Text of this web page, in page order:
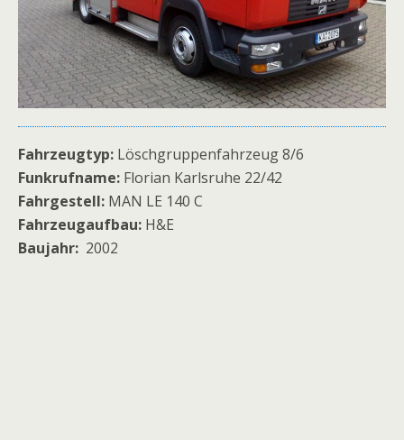
Fahrzeugtyp: Löschgruppenfahrzeug 8/6
Funkrufname: Florian Karlsruhe 22/42
Fahrgestell: MAN LE 140 C
Fahrzeugaufbau: H&E
Baujahr: 2002